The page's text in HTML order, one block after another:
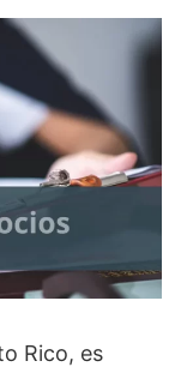
Rico, es